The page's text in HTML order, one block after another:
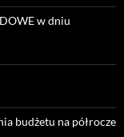
w dniu
budżetu na półrocze